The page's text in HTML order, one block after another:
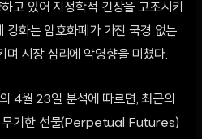
고 있어 지정학적 긴장을 고조시키
강화는 암호화폐가 가진 국경 없는
며 시장 심리에 악영향을 미쳤다.
월 23일 분석에 따르면, 최근의
무기한 선물(Perpetual Futures)